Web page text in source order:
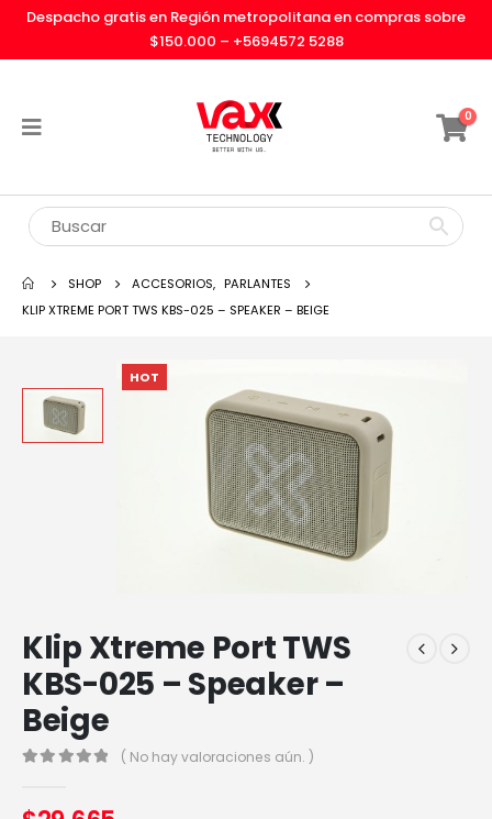
Despacho gratis en Región metropolitana en compras sobre
$150.000 – +5694572 5288
0
SHOP ACCESORIOS, PARLANTES
KLIP XTREME PORT TWS KBS-025 – SPEAKER – BEIGE
HOT
Klip Xtreme Port TWS
KBS-025 – Speaker –
Beige
( No hay valoraciones aún. )